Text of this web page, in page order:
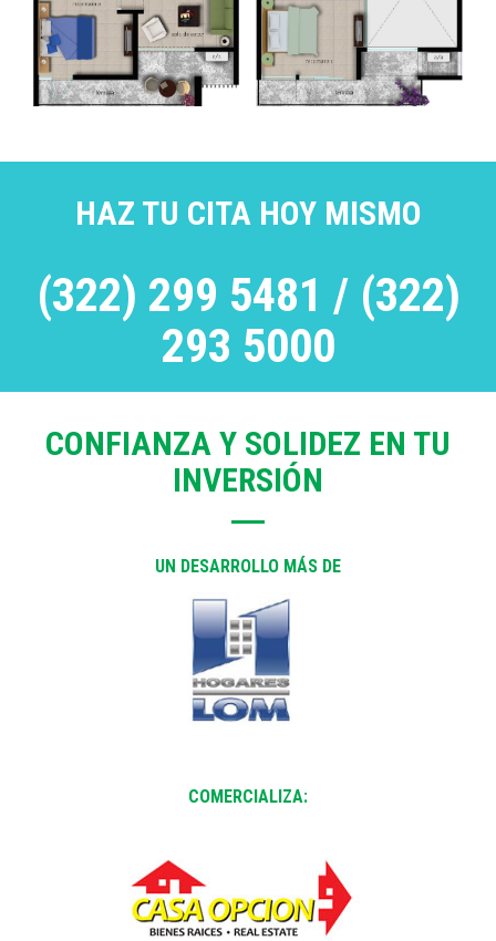
HAZ TU CITA HOY MISMO
(322) 299 5481 / (322)
293 5000
CONFIANZA Y SOLIDEZ EN TU
INVERSIÓN
UN DESARROLLO MÁS DE
COMERCIALIZA: